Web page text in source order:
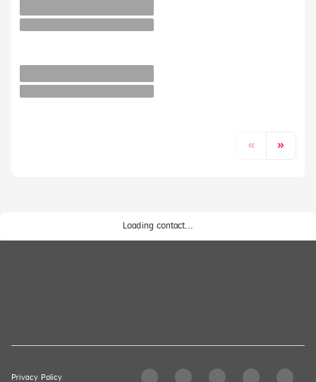
Loading contact...
Privacy Policy